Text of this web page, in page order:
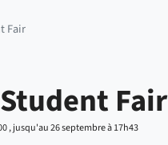
Fair
Fair
, jusqu'au 26 septembre à 17h43